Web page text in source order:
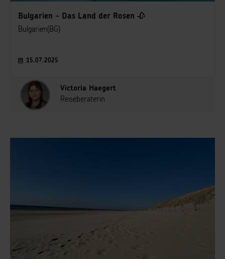
Bulgarien - Das Land der Rosen 🥀
Bulgarien(BG)
15.07.2025
Victoria Haegert
Reiseberaterin